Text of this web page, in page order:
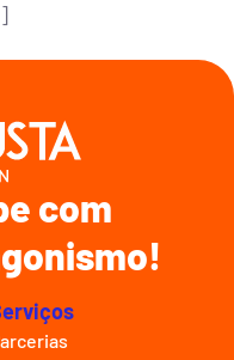
com